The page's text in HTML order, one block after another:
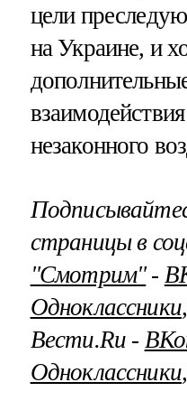
цели
на Украине, и
незаконного
страницы в
"Смотрим"‐
Одноклассники,
Вести.Ru ‐
Одноклассники,